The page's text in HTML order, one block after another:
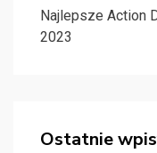
Najlepsze Action
2023
Ostatnie